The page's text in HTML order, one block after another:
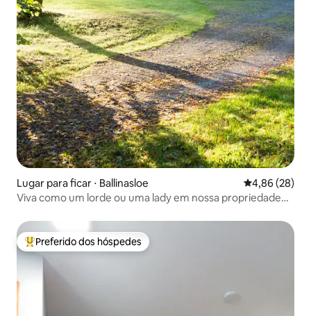
Lugar para ficar ⋅ Ballinasloe 4,86 de uma
4,86 (28)
Viva como um lorde ou uma lady em nossa propriedade
Entre os melhores preferidos dos hóspedes
Preferido dos hóspedes